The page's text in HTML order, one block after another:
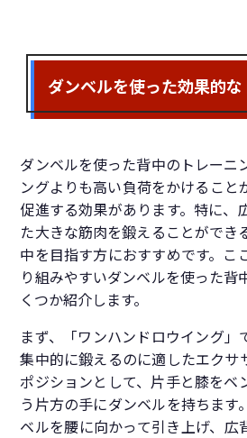
ダンベルを使った効果的
ダンベルを使った背中のトレーニ
ングよりも高い負荷をかけること
促進する効果があります。特に、
た大きな筋肉を鍛えることができ
中を目指す方におすすめです。こ
り組みやすいダンベルを使った背
くつか紹介します。
まず、「ワンハンドロウイング」
集中的に鍛えるのに適したエクサ
ポジションとして、片手と膝をベ
う片方の手にダンベルを持ちます
ベルを腰に向かって引き上げ、広